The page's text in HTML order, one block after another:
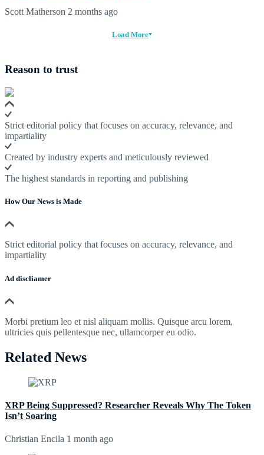
Scott Matherson 2 months ago
Load More
Reason to trust
Strict editorial policy that focuses on accuracy, relevance, and
impartiality
Created by industry experts and meticulously reviewed
The highest standards in reporting and publishing
How Our News is Made
Strict editorial policy that focuses on accuracy, relevance, and
impartiality
Ad discliamer
Morbi pretium leo et nisl aliquam mollis. Quisque arcu lorem,
ultricies quis pellentesque nec, ullamcorper eu odio.
Related News
XRP Being Suppressed? Researcher Reveals Why The Token
Isn’t Soaring
Christian Encila 1 month ago